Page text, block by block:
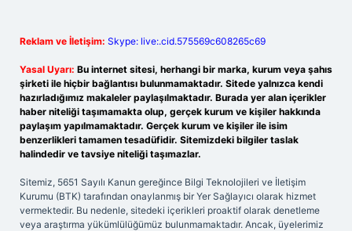
Reklam ve İletişim: Skype: live:.cid.575569c608265c69
Yasal Uyarı: Bu internet sitesi, herhangi bir marka, kurum veya şahıs
şirketi ile hiçbir bağlantısı bulunmamaktadır. Sitede yalnızca kendi
hazırladığımız makaleler paylaşılmaktadır. Burada yer alan içerikler
haber niteliği taşımamakta olup, gerçek kurum ve kişiler hakkında
paylaşım yapılmamaktadır. Gerçek kurum ve kişiler ile isim
benzerlikleri tamamen tesadüfidir. Sitemizdeki bilgiler taslak
halindedir ve tavsiye niteliği taşımazlar.
Sitemiz, 5651 Sayılı Kanun gereğince Bilgi Teknolojileri ve İletişim
Kurumu (BTK) tarafından onaylanmış bir Yer Sağlayıcı olarak hizmet
vermektedir. Bu nedenle, sitedeki içerikleri proaktif olarak denetleme
veya araştırma yükümlülüğümüz bulunmamaktadır. Ancak, üyelerimiz